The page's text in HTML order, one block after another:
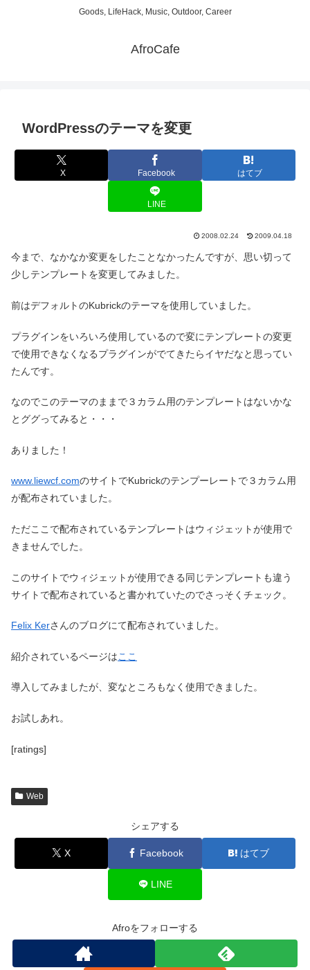
Goods, LifeHack, Music, Outdoor, Career
AfroCafe
WordPressのテーマを変更
X Facebook はてブ
LINE
2008.02.24 2009.04.18
今まで、なかなか変更をしたことなかったんですが、思い切って
少しテンプレートを変更してみました。
前はデフォルトのKubrickのテーマを使用していました。
プラグインをいろいろ使用しているので変にテンプレートの変更
で使用できなくなるプラグインがでてきたらイヤだなと思ってい
たんです。
なのでこのテーマのままで３カラム用のテンプレートはないかな
とググってみると・・・
ありました！
www.liewcf.comのサイトでKubrickのテンプーレートで３カラム用
が配布されていました。
ただここで配布されているテンプレートはウィジェットが使用で
きませんでした。
このサイトでウィジェットが使用できる同じテンプレートも違う
サイトで配布されていると書かれていたのでさっそくチェック。
Felix Kerさんのブログにて配布されていました。
紹介されているページはここ
導入してみましたが、変なところもなく使用できました。
お試しあれ。
[ratings]
Web
シェアする
X Facebook はてブ
LINE
Afroをフォローする